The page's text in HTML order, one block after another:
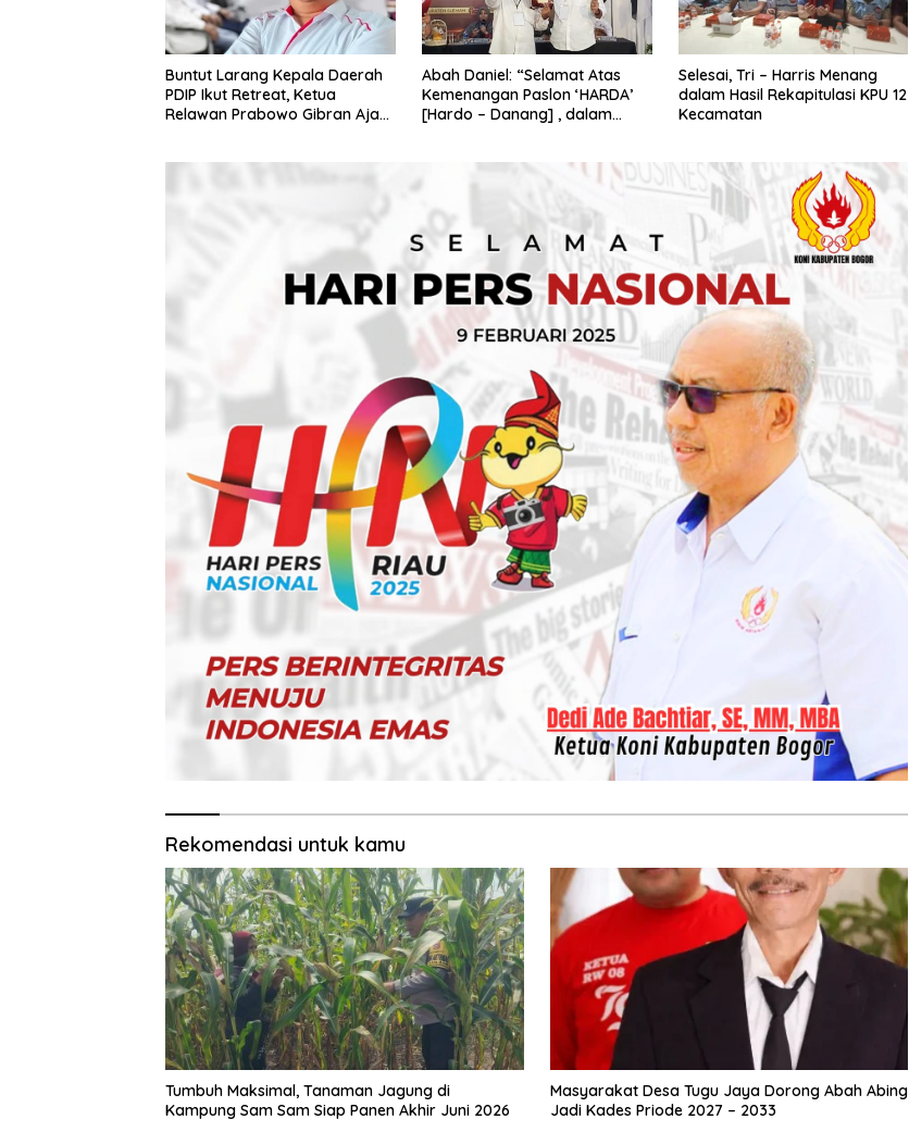
Buntut Larang Kepala Daerah
PDIP Ikut Retreat, Ketua
Relawan Prabowo Gibran Ajak
Abah Daniel: “Selamat Atas
Kemenangan Paslon ‘HARDA’
[Hardo – Danang] , dalam
Selesai, Tri – Harris Menang
dalam Hasil Rekapitulasi KPU 12
Kecamatan
Rekomendasi untuk kamu
Tumbuh Maksimal, Tanaman Jagung di
Kampung Sam Sam Siap Panen Akhir Juni 2026
Masyarakat Desa Tugu Jaya Dorong Abah Abing
Jadi Kades Priode 2027 – 2033